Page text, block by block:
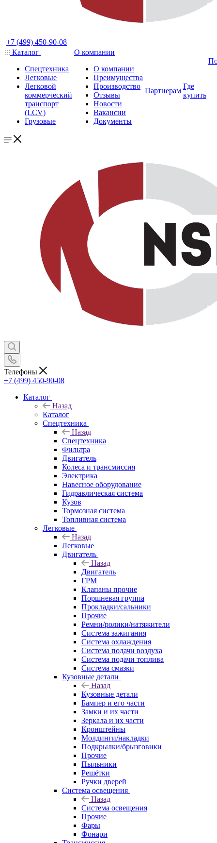
+7 (499) 450-90-08
Каталог
Спецтехника
Легковые
Легковой
коммерческий
транспорт
(LCV)
Грузовые
О компании
О компании
Преимущества
Производство
Отзывы
Новости
Вакансии
Документы
Партнерам
Где
купить
Телефоны
+7 (499) 450-90-08
Каталог
Назад
Каталог
Спецтехника
Назад
Спецтехника
Фильтра
Двигатель
Колеса и трансмиссия
Электрика
Навесное оборудование
Гидравлическая система
Кузов
Тормозная система
Топливная система
Легковые
Назад
Легковые
Двигатель
Назад
Двигатель
ГРМ
Клапаны прочие
Поршневая группа
Прокладки/сальники
Прочие
Ремни/ролики/натяжители
Система зажигания
Система охлаждения
Система подачи воздуха
Система подачи топлива
Система смазки
Кузовные детали
Назад
Кузовные детали
Бампер и его части
Замки и их части
Зеркала и их части
Кронштейны
Молдинги/накладки
Подкрылки/брызговики
Прочие
Пыльники
Решётки
Ручки дверей
Система освещения
Назад
Система освещения
Прочие
Фары
Фонари